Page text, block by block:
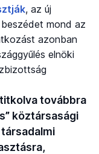
, az új
mond az
azonban
elnöki
továbbra
köztársasági